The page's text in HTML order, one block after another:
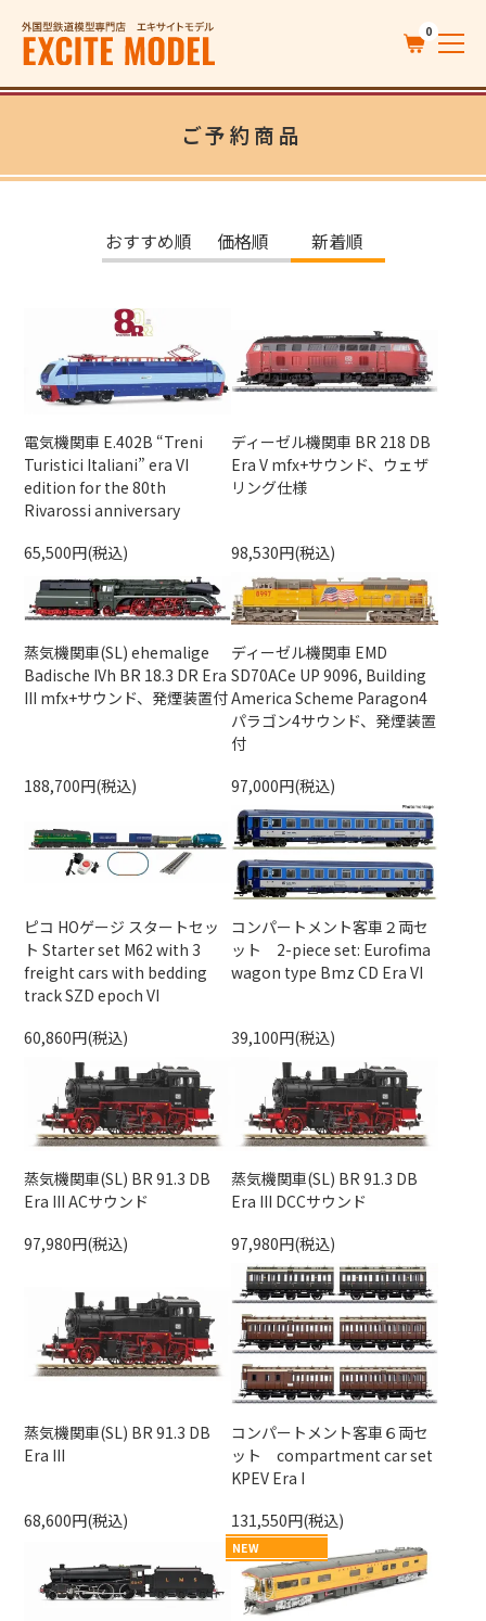
0
ご予約商品
おすすめ順 価格順 新着順
電気機関車 E.402B “Treni
Turistici Italiani” era VI
edition for the 80th
Rivarossi anniversary
65,500円(税込)
ディーゼル機関車 BR 218 DB
Era V mfx+サウンド、ウェザ
リング仕様
98,530円(税込)
蒸気機関車(SL) ehemalige
Badische IVh BR 18.3 DR Era
III mfx+サウンド、発煙装置付
188,700円(税込)
ディーゼル機関車 EMD
SD70ACe UP 9096, Building
America Scheme Paragon4
パラゴン4サウンド、発煙装置
付
97,000円(税込)
ピコ HOゲージ スタートセッ
ト Starter set M62 with 3
freight cars with bedding
track SZD epoch VI
60,860円(税込)
コンパートメント客車２両セ
ット 2-piece set: Eurofima
wagon type Bmz CD Era VI
39,100円(税込)
蒸気機関車(SL) BR 91.3 DB
Era III ACサウンド
97,980円(税込)
蒸気機関車(SL) BR 91.3 DB
Era III DCCサウンド
97,980円(税込)
蒸気機関車(SL) BR 91.3 DB
Era III
68,600円(税込)
コンパートメント客車６両セ
ット compartment car set
KPEV Era I
131,550円(税込)
NEW